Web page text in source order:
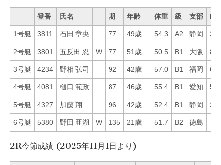
登番 氏名 期 年齢 体重 級 支部 Mo
1号艇 3811 石田 章央 77 49歳 54.3 A2 静岡 30
2号艇 3801 五反田 忍 W 77 51歳 50.5 B1 大阪 87
3号艇 4234 野相 弘司 92 42歳 57.0 B1 福岡 63
4号艇 4081 樋口 範政 87 46歳 55.4 B1 愛知 51
5号艇 4327 加藤 翔 96 42歳 52.4 B1 静岡 31
6号艇 5380 野田 亜湖 W 135 21歳 51.7 B2 徳島 71
2R今節成績 (2025年11月1日より)